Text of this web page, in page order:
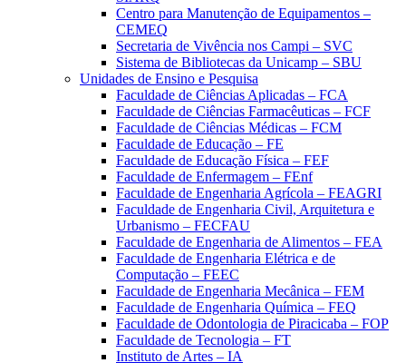
Centro para Manutenção de Equipamentos –
CEMEQ
Secretaria de Vivência nos Campi – SVC
Sistema de Bibliotecas da Unicamp – SBU
Unidades de Ensino e Pesquisa
Faculdade de Ciências Aplicadas – FCA
Faculdade de Ciências Farmacêuticas – FCF
Faculdade de Ciências Médicas – FCM
Faculdade de Educação – FE
Faculdade de Educação Física – FEF
Faculdade de Enfermagem – FEnf
Faculdade de Engenharia Agrícola – FEAGRI
Faculdade de Engenharia Civil, Arquitetura e
Urbanismo – FECFAU
Faculdade de Engenharia de Alimentos – FEA
Faculdade de Engenharia Elétrica e de
Computação – FEEC
Faculdade de Engenharia Mecânica – FEM
Faculdade de Engenharia Química – FEQ
Faculdade de Odontologia de Piracicaba – FOP
Faculdade de Tecnologia – FT
Instituto de Artes – IA